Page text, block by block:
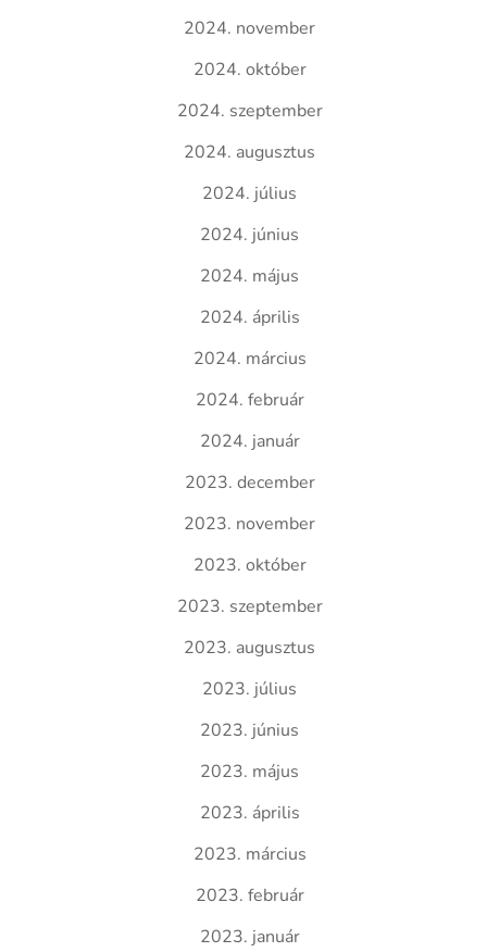
2024. november
2024. október
2024. szeptember
2024. augusztus
2024. július
2024. június
2024. május
2024. április
2024. március
2024. február
2024. január
2023. december
2023. november
2023. október
2023. szeptember
2023. augusztus
2023. július
2023. június
2023. május
2023. április
2023. március
2023. február
2023. január